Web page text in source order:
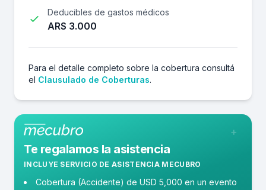
Deducibles de gastos médicos
ARS 3.000
Para el detalle completo sobre la cobertura consultá
el Clausulado de Coberturas.
+
Te regalamos la asistencia
INCLUYE SERVICIO DE ASISTENCIA MECUBRO
Cobertura (Accidente) de USD 5,000 en un evento